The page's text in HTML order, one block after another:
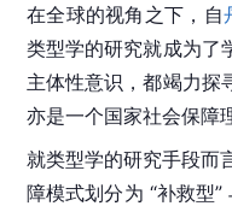
在全球的视角之下，自
类型学的研究就成为了
主体性意识，都竭力探
亦是一个国家社会保障
就类型学的研究手段而
障模式划分为 “补救型